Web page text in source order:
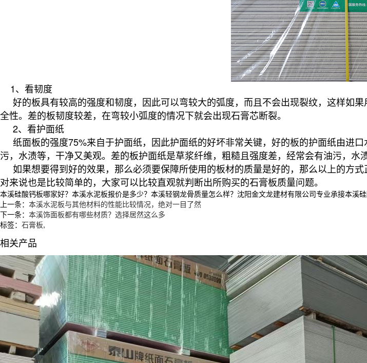
1、看韧度
好的板具有较高的强度和韧度，因此可以弯较大的弧度，而且不会出现裂纹，这样如
全性。差的板韧度较差，在弯较小弧度的情况下就会出现石膏芯断裂。
2、看护面纸
纸面板的强度75%来自于护面纸，因此护面纸的好坏非常关键，好的板的护面纸由进
污，水渍等，干净又美观。差的板护面纸是草浆纤维，粗糙且强度差，经常会有油污，水
如果想要得到好的效果，那么必须要保障所使用的板材的质量是好的，那么以上的方
对来说也是比较简单的，大家可以比较直观就判断出所购买的石膏板质量问题。
本溪硅酸钙板哪家好？本溪水泥板报价是多少？本溪轻钢龙骨质量怎么样？沈阳金文龙建材有限公司专业承接本溪
上一条： 本溪水泥板与其他材料的性能比较情况，绝对一目了然
下一条： 本溪饰面板都有哪些材质？选择居然这么多
标签： 石膏板,
相关产品